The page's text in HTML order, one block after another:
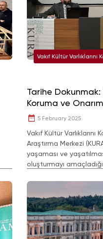
Vakıf Kültür
Tarihe Dokunmak:
Koruma ve
5 February 2025
Vakıf Kültür
Araştırma Merkezi
yaşaması ve
oluşturmayı
seminer